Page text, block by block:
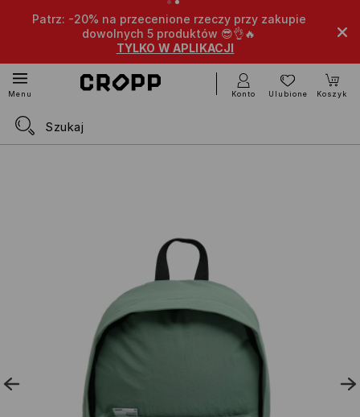
Patrz: -20% na przecenione rzeczy przy zakupie
dowolnych 5 produktów 😎👌🔥
TYLKO W APLIKACJI
Menu Konto Ulubione Koszyk